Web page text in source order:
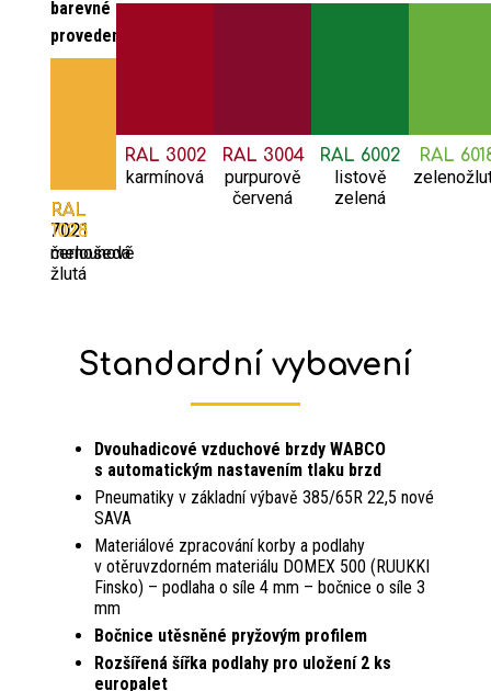
barevné
provedení:
RAL
7021
černošedá
RAL
1028
melounově
žlutá
RAL 3002
karmínová
RAL 3004
purpurově
červená
RAL 6002
listově
zelená
RAL
Standardní vybavení
Dvouhadicové vzduchové brzdy WABCO
s automatickým nastavením tlaku brzd
Pneumatiky v základní výbavě 385/65R 22,5 nové
SAVA
Materiálové zpracování korby a podlahy
v otěruvzdorném materiálu DOMEX 500 (RUUKKI
Finsko) – podlaha o síle 4 mm – bočnice o síle 3
mm
Bočnice utěsněné pryžovým profilem
Rozšířená šířka podlahy pro uložení 2 ks
europalet